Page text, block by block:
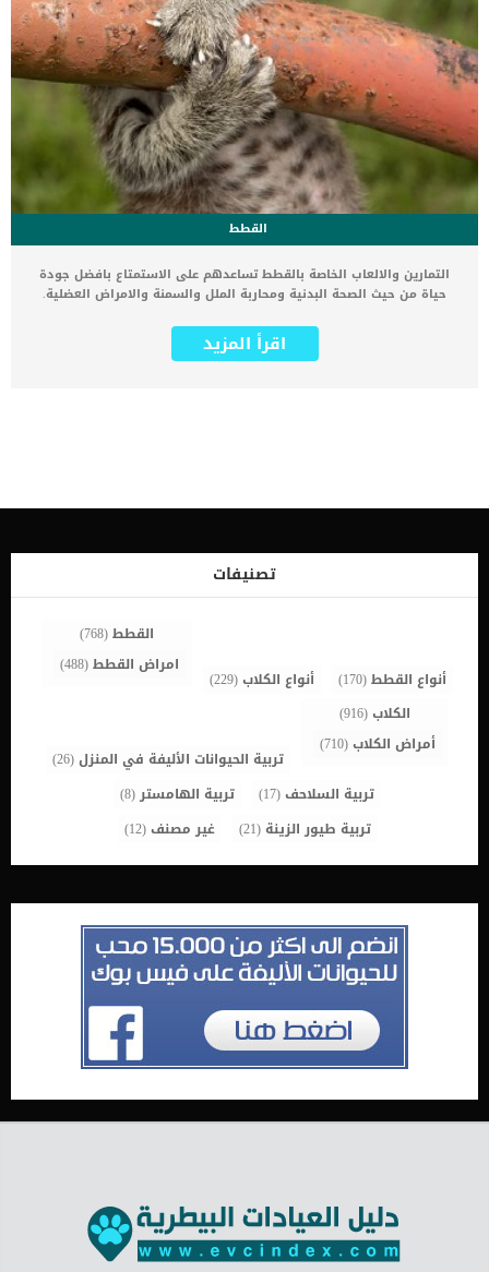
القطط
التمارين والالعاب الخاصة بالقطط تساعدهم على الاستمتاع بافضل جودة
حياة من حيث الصحة البدنية ومحاربة الملل والسمنة والامراض العضلية.
ان ترى كلبا يتمرن او يمارس الرياضة لكن ماذا عن القطط ؟ كما ان التمرين
مهم لقطتك كما هو مهم بالنسبة لك وتحتاج القطط الصغيرة ، وكذلك
مستيقظا طوال انلهار وقد يقوم بتفريغ طاقته فى العنف والشجار معك
القطط على تطوير العلاقات الاجتماعية وصقل مهاراتهم البدنية والعقلية.
القطط رياضيون رائعون ، لكنهم عمومًا يحبون التمرن لفترات وجيزة فقط.
اقرا ايضا: كيف تهتم بصحة قطتك الصغيرة ؟ اليك بعض الطرق والخطوات
اقرأ المزيد
تصنيفات
أنواع القطط(170) أنواع الكلاب(229)
القطط(768)
امراض القطط(488)
الكلاب(916)
أمراض الكلاب(710)
تربية الحيوانات الأليفة في المنزل(26)
تربية السلاحف(17) تربية الهامستر(8)
تربية طيور الزينة (21) غير مصنف(12)